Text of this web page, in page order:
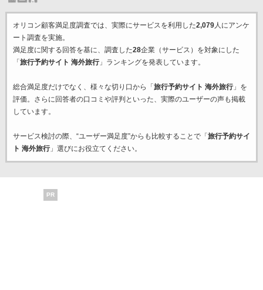
オリコン顧客満足度調査では、実際にサービスを利用した2,079人にアンケ
ート調査を実施。
満足度に関する回答を基に、調査した28企業（サービス）を対象にした
「 旅行予約サイト 海外旅行」ランキングを発表しています。
総合満足度だけでなく、様々な切り口から「 旅行予約サイト 海外旅行」を
評価。さらに回答者の口コミや評判といった、実際のユーザーの声も掲載
しています。
サービス検討の際、“ユーザー満足度”からも比較することで「 旅行予約サイ
ト 海外旅行」選びにお役立てください。
PR